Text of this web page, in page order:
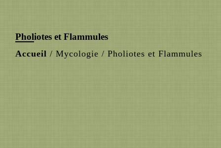
Pholiotes et Flammules
Accueil / Mycologie / Pholiotes et Flammules